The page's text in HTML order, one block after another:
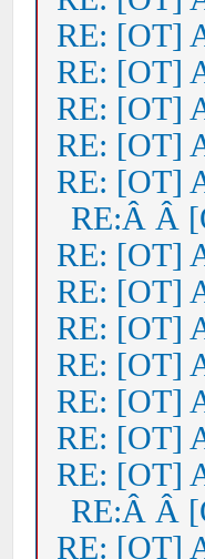
RE: [OT]
RE: [OT]
RE: [OT]
RE: [OT]
RE: [OT]
RE:Â Â
RE: [OT]
RE: [OT]
RE: [OT]
RE: [OT]
RE: [OT]
RE: [OT]
RE: [OT]
RE:Â Â
RE: [OT]